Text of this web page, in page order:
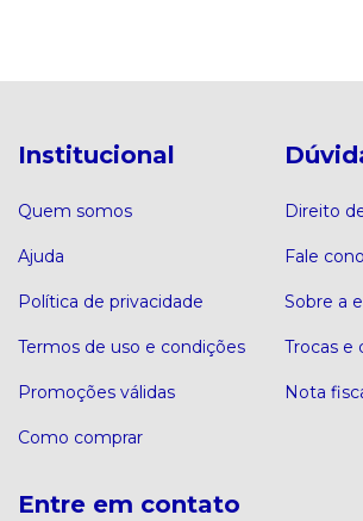
Institucional
Quem somos
Ajuda
Política de privacidade
Termos de uso e condições
Promoções válidas
Como comprar
Direito
Fale
Sobre a
Trocas e
Nota
Entre em contato